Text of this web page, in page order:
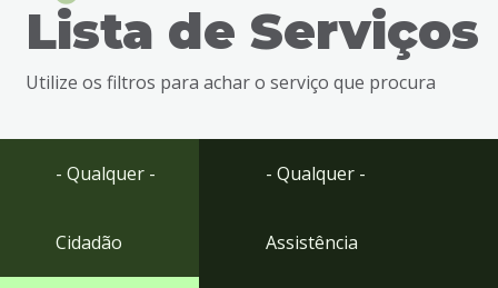
busca
Ir
Lista de Serviços
Utilize os filtros para achar o serviço que procura
- Qualquer -
Cidadão
- Qualquer -
Assistência